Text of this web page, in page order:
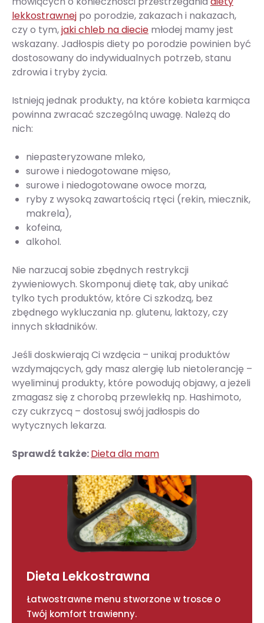
lekkostrawnej po porodzie, zakazach i nakazach,
czy o tym,jaki chleb na diecie młodej mamy jest
wskazany. Jadłospis diety po porodzie powinien być
dostosowany do indywidualnych potrzeb, stanu
zdrowia i tryby życia.
Istnieją jednak produkty, na które kobieta karmiąca
powinna zwracać szczególną uwagę. Należą do
nich:
niepasteryzowane mleko,
surowe i niedogotowane mięso,
surowe i niedogotowane owoce morza,
ryby z wysoką zawartością rtęci (rekin, miecznik,
makrela),
kofeina,
alkohol.
Nie narzucaj sobie zbędnych restrykcji
żywieniowych. Skomponuj dietę tak, aby unikać
tylko tych produktów, które Ci szkodzą, bez
zbędnego wykluczania np. glutenu, laktozy, czy
innych składników.
Jeśli doskwierają Ci wzdęcia – unikaj produktów
wzdymających, gdy masz alergię lub nietolerancję –
wyeliminuj produkty, które powodują objawy, a jeżeli
zmagasz się z chorobą przewlekłą np. Hashimoto,
czy cukrzycą – dostosuj swój jadłospis do
wytycznych lekarza.
Sprawdź także:Dieta dla mam
Dieta Lekkostrawna
Łatwostrawne menu stworzone w trosce o
Twój komfort trawienny.